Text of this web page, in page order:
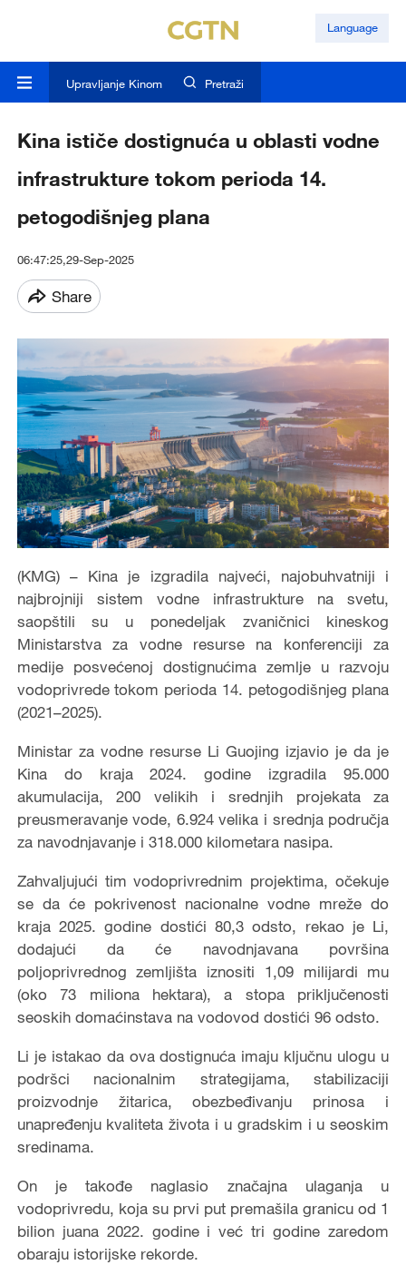
Language
Upravljanje Kinom Pretraži
Kina ističe dostignuća u oblasti vodne
infrastrukture tokom perioda 14.
petogodišnjeg plana
06:47:25,29-Sep-2025
Share
(KMG) – Kina je izgradila najveći, najobuhvatniji i
najbrojniji sistem vodne infrastrukture na svetu,
saopštili su u ponedeljak zvaničnici kineskog
Ministarstva za vodne resurse na konferenciji za
medije posvećenoj dostignućima zemlje u razvoju
vodoprivrede tokom perioda 14. petogodišnjeg plana
(2021–2025).
Ministar za vodne resurse Li Guojing izjavio je da je
Kina do kraja 2024. godine izgradila 95.000
akumulacija, 200 velikih i srednjih projekata za
preusmeravanje vode, 6.924 velika i srednja područja
za navodnjavanje i 318.000 kilometara nasipa.
Zahvaljujući tim vodoprivrednim projektima, očekuje
se da će pokrivenost nacionalne vodne mreže do
kraja 2025. godine dostići 80,3 odsto, rekao je Li,
dodajući da će navodnjavana površina
poljoprivrednog zemljišta iznositi 1,09 milijardi mu
(oko 73 miliona hektara), a stopa priključenosti
seoskih domaćinstava na vodovod dostići 96 odsto.
Li je istakao da ova dostignuća imaju ključnu ulogu u
podršci nacionalnim strategijama, stabilizaciji
proizvodnje žitarica, obezbeđivanju prinosa i
unapređenju kvaliteta života i u gradskim i u seoskim
sredinama.
On je takođe naglasio značajna ulaganja u
vodoprivredu, koja su prvi put premašila granicu od 1
bilion juana 2022. godine i već tri godine zaredom
obaraju istorijske rekorde.